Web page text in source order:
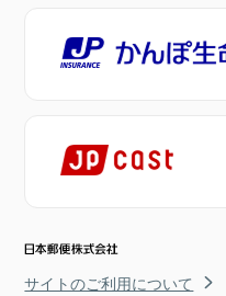
サイトのご利用について